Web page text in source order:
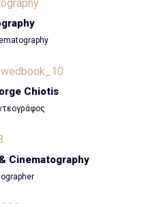
Chiotis
Cinematography